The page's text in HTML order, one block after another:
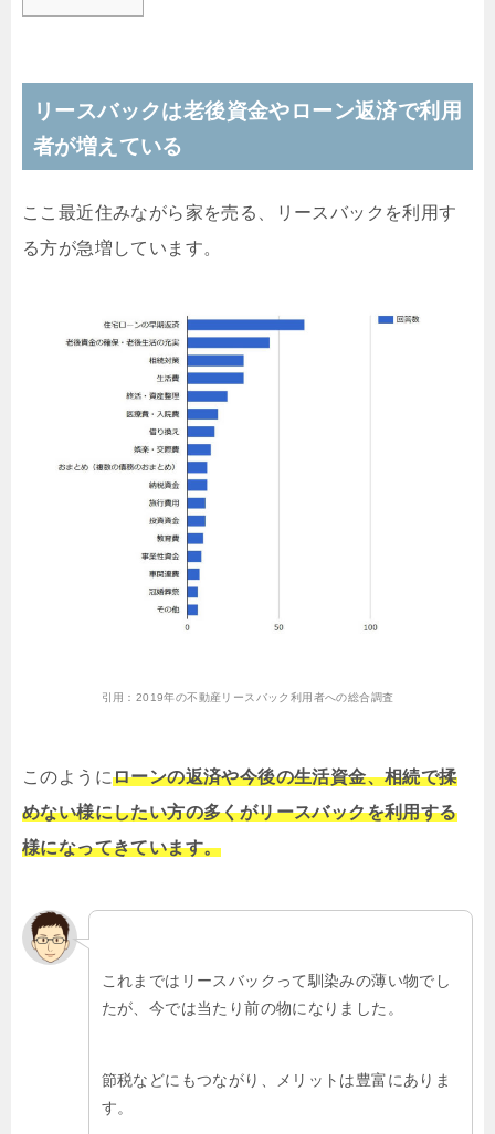
リースバックは老後資金やローン返済で利用
者が増えている
ここ最近住みながら家を売る、リースバックを利用す
る方が急増しています。
引用： 2019年の不動産リースバック利用者への総合調査
このようにローンの返済や今後の生活資金、相続で揉
めない様にしたい方の多くがリースバックを利用する
様になってきています。
これまではリースバックって馴染みの薄い物でし
たが、今では当たり前の物になりました。
節税などにもつながり、メリットは豊富にありま
す。